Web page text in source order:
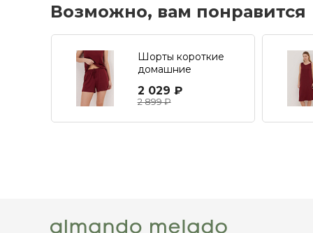
Возможно, вам понравится
Шорты короткие
домашние
2 029 ₽
2 899 ₽